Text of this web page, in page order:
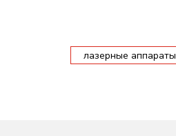
лазерные аппараты